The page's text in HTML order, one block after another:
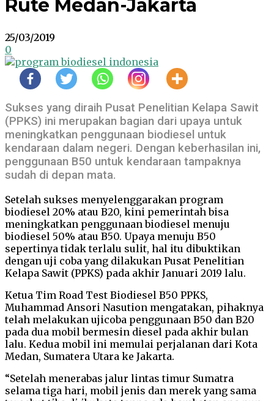
Rute Medan-Jakarta
25/03/2019
0
Sukses yang diraih Pusat Penelitian Kelapa Sawit
(PPKS) ini merupakan bagian dari upaya untuk
meningkatkan penggunaan biodiesel untuk
kendaraan dalam negeri. Dengan keberhasilan ini,
penggunaan B50 untuk kendaraan tampaknya
sudah di depan mata.
Setelah sukses menyelenggarakan program
biodiesel 20% atau B20, kini pemerintah bisa
meningkatkan penggunaan biodiesel menuju
biodiesel 50% atau B50. Upaya menuju B50
sepertinya tidak terlalu sulit, hal itu dibuktikan
dengan uji coba yang dilakukan Pusat Penelitian
Kelapa Sawit (PPKS) pada akhir Januari 2019 lalu.
Ketua Tim Road Test Biodiesel B50 PPKS,
Muhammad Ansori Nasution mengatakan, pihaknya
telah melakukan ujicoba penggunaan B50 dan B20
pada dua mobil bermesin diesel pada akhir bulan
lalu. Kedua mobil ini memulai perjalanan dari Kota
Medan, Sumatera Utara ke Jakarta.
“Setelah menerabas jalur lintas timur Sumatra
selama tiga hari, mobil jenis dan merek yang sama